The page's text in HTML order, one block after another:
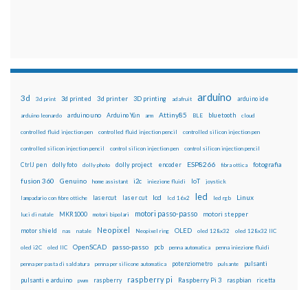
3d 3d print 3d printed 3d printer 3D printing adafruit arduino arduino ide
arduino leonardo arduino uno Arduino Yún arm Attiny85 BLE bluetooth cloud
controlled fluid injection pen controlled fluid injection pencil controlled silicon injection pen
controlled silicon injection pencil control silicon injection pen control silicon injection pencil
CtrlJ pen dolly foto dolly photo dolly project encoder ESP8266 fibra ottica fotografia
fusion 360 Genuino home assistant i2c iniezione fluidi IoT joystick
lampadario con fibre ottiche lasercut laser cut lcd lcd 16x2 led led rgb Linux
luci di natale MKR1000 motori bipolari motori passo-passo motori stepper
motor shield nas natale Neopixel Neopixel ring OLED oled 128x32 oled 128x32 IIC
oled i2C oled IIC OpenSCAD passo-passo pcb penna automatica penna iniezione fluidi
penna per pasta di saldatura penna per silicone automatica potenziometro pulsante pulsanti
pulsanti e arduino pwm raspberry raspberry pi Raspberry Pi 3 raspbian ricetta